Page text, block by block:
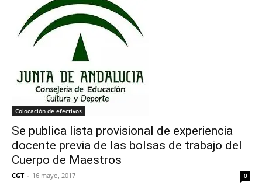
Colocación de efectivos
Se publica lista provisional de experiencia
docente previa de las bolsas de trabajo del
Cuerpo de Maestros
CGT - 16 mayo, 2017 0